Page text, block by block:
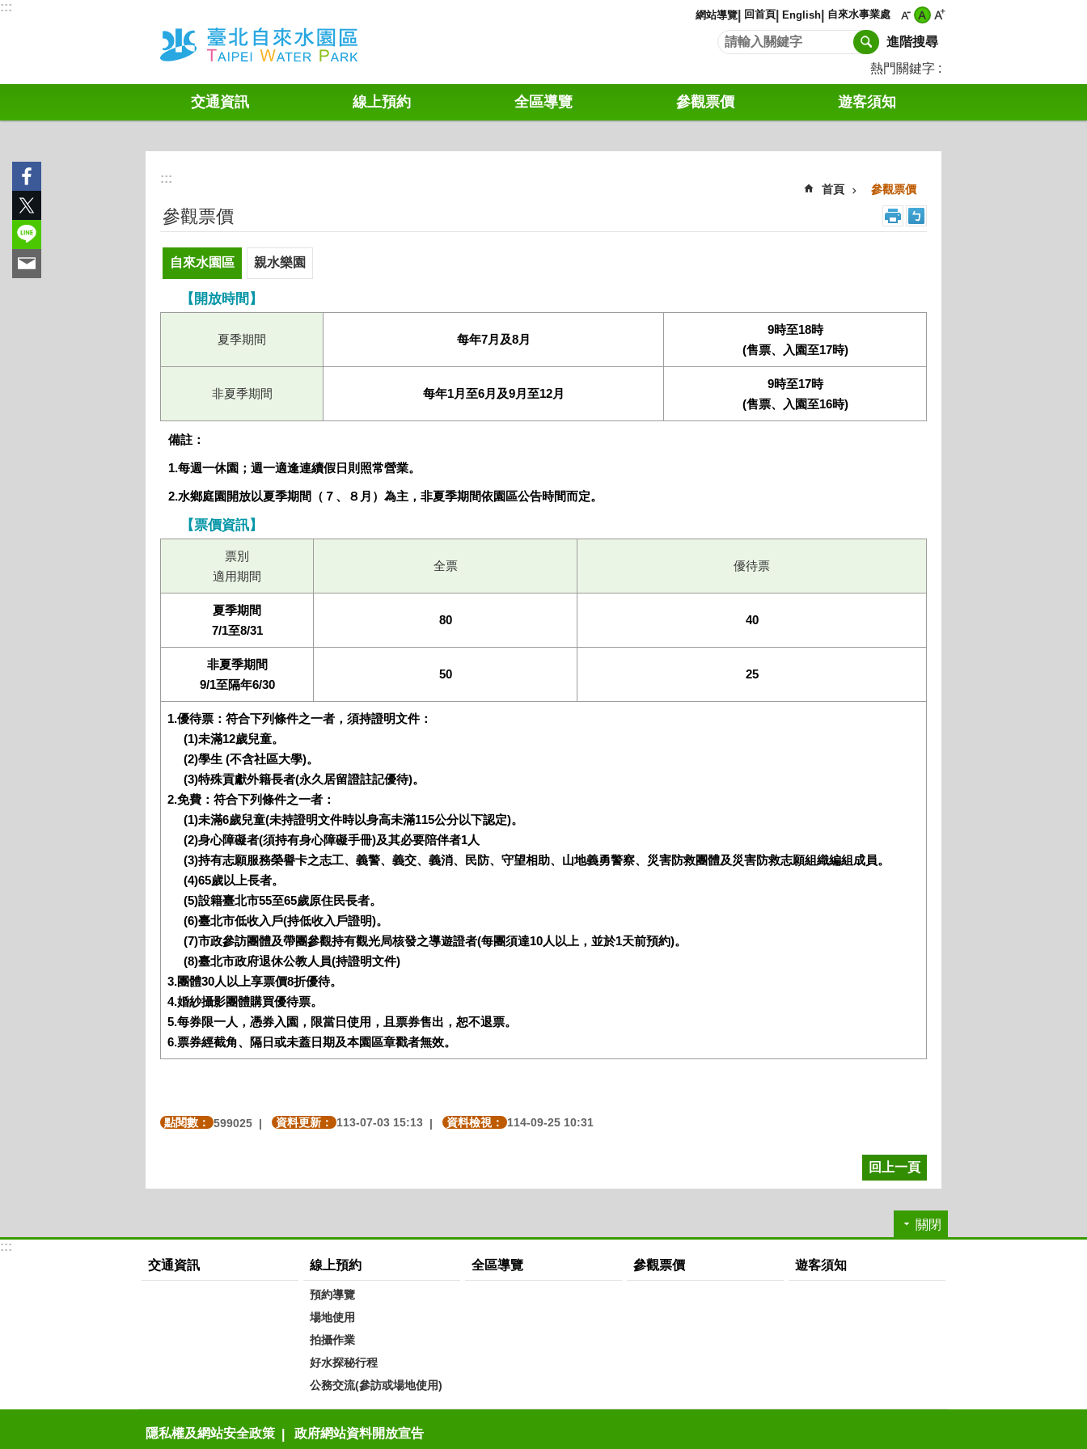
跳到主要內容區塊
:::
網站導覽 回首頁 English 自來水事業處
進階搜尋
熱門關鍵字
交通資訊 線上預約 全區導覽 參觀票價 遊客須知
:::
首頁 參觀票價
參觀票價
自來水園區 親水樂園
【開放時間】
夏季期間 每年7月及8月
9時至18時
(售票、入園至17時)
非夏季期間 每年1月至6月及9月至12月
9時至17時
(售票、入園至16時)
備註：
1.每週一休園；週一適逢連續假日則照常營業。
2.水鄉庭園開放以夏季期間（７、８月）為主，非夏季期間依園區公告時間而定。
【票價資訊】
票別
適用期間
全票 優待票
夏季期間
7/1至8/31
80 40
非夏季期間
9/1至隔年6/30
50 25
1.優待票：符合下列條件之一者，須持證明文件：
(1)未滿12歲兒童。
(2)學生 (不含社區大學)。
(3)特殊貢獻外籍長者(永久居留證註記優待)。
2.免費：符合下列條件之一者：
(1)未滿6歲兒童(未持證明文件時以身高未滿115公分以下認定)。
(2)身心障礙者(須持有身心障礙手冊)及其必要陪伴者1人
(3)持有志願服務榮譽卡之志工、義警、義交、義消、民防、守望相助、山地義勇警察、災害防救團體及災害防救志願組織編組成員。
(4)65歲以上長者。
(5)設籍臺北市55至65歲原住民長者。
(6)臺北市低收入戶(持低收入戶證明)。
(7)市政參訪團體及帶團參觀持有觀光局核發之導遊證者(每團須達10人以上，並於1天前預約)。
(8)臺北市政府退休公教人員(持證明文件)
3.團體30人以上享票價8折優待。
4.婚紗攝影團體購買優待票。
5.每券限一人，憑券入園，限當日使用，且票券售出，恕不退票。
6.票券經截角、隔日或未蓋日期及本園區章戳者無效。
點閱數： 599025 資料更新： 113-07-03 15:13 資料檢視： 114-09-25 10:31
回上一頁
關閉
:::
交通資訊
線上預約
預約導覽
場地使用
拍攝作業
好水探秘行程
公務交流(參訪或場地使用)
全區導覽 參觀票價 遊客須知
隱私權及網站安全政策 政府網站資料開放宣告